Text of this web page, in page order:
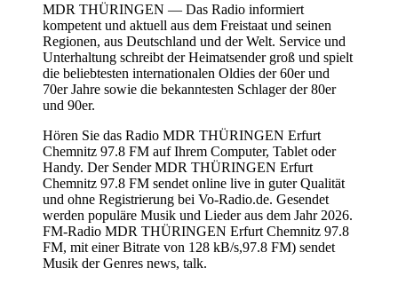
MDR THÜRINGEN — Das Radio informiert
kompetent und aktuell aus dem Freistaat und seinen
Regionen, aus Deutschland und der Welt. Service und
Unterhaltung schreibt der Heimatsender groß und spielt
die beliebtesten internationalen Oldies der 60er und
70er Jahre sowie die bekanntesten Schlager der 80er
und 90er.
Hören Sie das Radio MDR THÜRINGEN Erfurt
Chemnitz 97.8 FM auf Ihrem Computer, Tablet oder
Handy. Der Sender MDR THÜRINGEN Erfurt
Chemnitz 97.8 FM sendet online live in guter Qualität
und ohne Registrierung bei Vo-Radio.de. Gesendet
werden populäre Musik und Lieder aus dem Jahr 2026.
FM-Radio MDR THÜRINGEN Erfurt Chemnitz 97.8
FM, mit einer Bitrate von 128 kB/s,97.8 FM) sendet
Musik der Genres news, talk.